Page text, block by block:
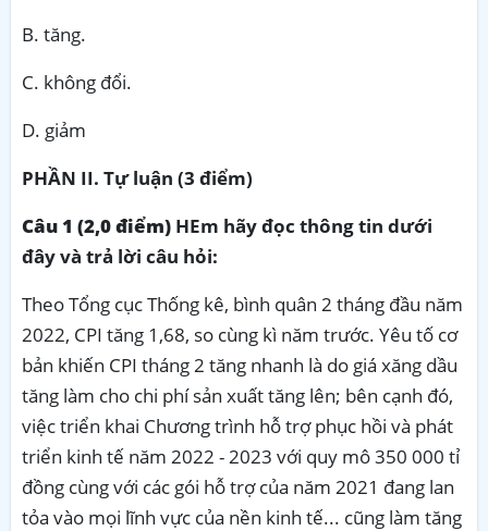
B. tăng.
C. không đổi.
D. giảm
PHẦN II. Tự luận (3 điểm)
Câu 1 (2,0 điểm) HEm hãy đọc thông tin dưới
đây và trả lời câu hỏi:
Theo Tổng cục Thống kê, bình quân 2 tháng đầu năm
2022, CPI tăng 1,68, so cùng kì năm trước. Yêu tố cơ
bản khiến CPI tháng 2 tăng nhanh là do giá xăng dầu
tăng làm cho chi phí sản xuất tăng lên; bên cạnh đó,
việc triển khai Chương trình hỗ trợ phục hồi và phát
triển kinh tế năm 2022 - 2023 với quy mô 350 000 tỉ
đồng cùng với các gói hỗ trợ của năm 2021 đang lan
tỏa vào mọi lĩnh vực của nền kinh tế... cũng làm tăng